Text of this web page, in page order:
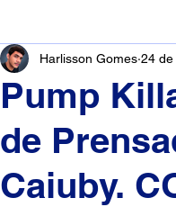
Pump
de
Caiuby.
Harlisson Gomes 24 de